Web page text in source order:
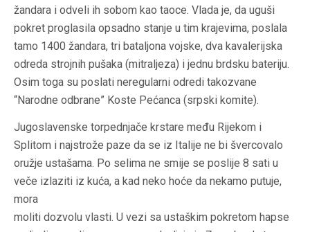
žandara i odveli ih sobom kao taoce. Vlada je, da uguši
pokret proglasila opsadno stanje u tim krajevima, poslala
tamo 1400 žandara, tri bataljona vojske, dva kavalerijska
odreda strojnih pušaka (mitraljeza) i jednu brdsku bateriju.
Osim toga su poslati neregularni odredi takozvane
“Narodne odbrane” Koste Pećanca (srpski komite).
Jugoslavenske torpednjače krstare među Rijekom i
Splitom i najstrože paze da se iz Italije ne bi švercovalo
oružje ustašama. Po selima ne smije se poslije 8 sati u
veče izlaziti iz kuća, a kad neko hoće da nekamo putuje,
mora
moliti dozvolu vlasti. U vezi sa ustaškim pokretom hapse